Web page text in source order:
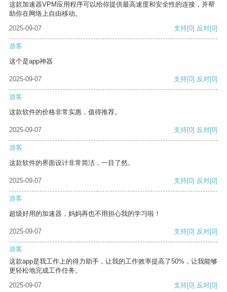
这款加速器VPM应用程序可以给你提供最高速度和安全性的连接，并帮
助你在网络上自由移动。
2025-09-07
支持[0] 反对[0]
游客
这个是app神器
2025-09-07 支持[0] 反对[0]
游客
这款软件的价格非常实惠，值得推荐。
2025-09-07 支持[0] 反对[0]
游客
这款软件的界面设计非常简洁，一目了然。
2025-09-07 支持[0] 反对[0]
游客
超级好用的加速器，妈妈再也不用担心我的学习啦！
2025-09-07 支持[0] 反对[0]
游客
这款app是我工作上的得力助手，让我的工作效率提高了50%，让我能够
更轻松地完成工作任务。
2025-09-07
支持[0] 反对[0]